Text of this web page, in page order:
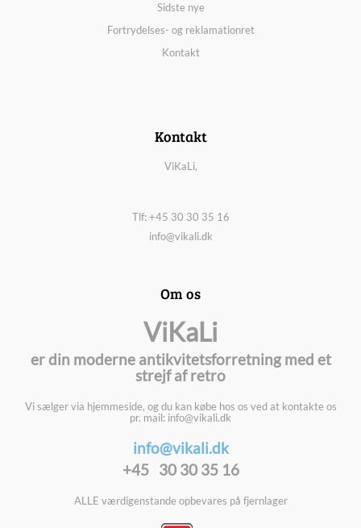
Sidste nye
Fortrydelses- og reklamationret
Kontakt
Kontakt
ViKaLi,
Tlf: +45 30 30 35 16
info@vikali.dk
Om os
ViKaLi
er din moderne antikvitetsforretning med et
strejf af retro
Vi sælger via hjemmeside, og du kan købe hos os ved at kontakte os
pr. mail: info@vikali.dk
info@vikali.dk
+45 30 30 35 16
ALLE værdigenstande opbevares på fjernlager